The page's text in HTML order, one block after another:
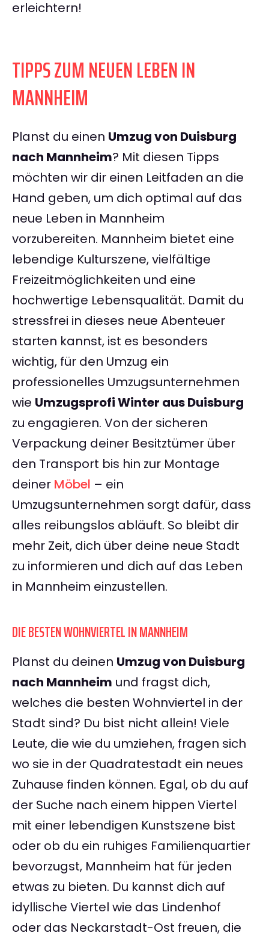
erleichtern!
TIPPS ZUM NEUEN LEBEN IN
MANNHEIM
Planst du einen Umzug von Duisburg
nach Mannheim? Mit diesen Tipps
möchten wir dir einen Leitfaden an die
Hand geben, um dich optimal auf das
neue Leben in Mannheim
vorzubereiten. Mannheim bietet eine
lebendige Kulturszene, vielfältige
Freizeitmöglichkeiten und eine
hochwertige Lebensqualität. Damit du
stressfrei in dieses neue Abenteuer
starten kannst, ist es besonders
wichtig, für den Umzug ein
professionelles Umzugsunternehmen
wie Umzugsprofi Winter aus Duisburg
zu engagieren. Von der sicheren
Verpackung deiner Besitztümer über
den Transport bis hin zur Montage
deiner Möbel – ein
Umzugsunternehmen sorgt dafür, dass
alles reibungslos abläuft. So bleibt dir
mehr Zeit, dich über deine neue Stadt
zu informieren und dich auf das Leben
in Mannheim einzustellen.
DIE BESTEN WOHNVIERTEL IN MANNHEIM
Planst du deinen Umzug von Duisburg
nach Mannheim und fragst dich,
welches die besten Wohnviertel in der
Stadt sind? Du bist nicht allein! Viele
Leute, die wie du umziehen, fragen sich
wo sie in der Quadratestadt ein neues
Zuhause finden können. Egal, ob du auf
der Suche nach einem hippen Viertel
mit einer lebendigen Kunstszene bist
oder ob du ein ruhiges Familienquartier
bevorzugst, Mannheim hat für jeden
etwas zu bieten. Du kannst dich auf
idyllische Viertel wie das Lindenhof
oder das Neckarstadt-Ost freuen, die